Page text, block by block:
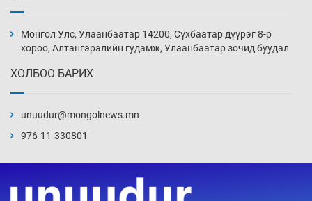
19 цаг 39 мин
20 цаг 39 мин
Монгол Улс, Улаанбаатар 14200, Сүхбаатар дүүрэг 8-р
хороо, Алтангэрэлийн гудамж, Улаанбаатар зочид буудал
ХОЛБОО БАРИХ
unuudur@mongolnews.mn
976-11-330801